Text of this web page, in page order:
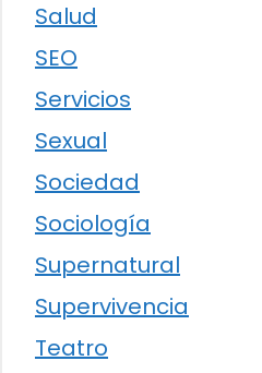
Salud
SEO
Servicios
Sexual
Sociedad
Sociología
Supernatural
Supervivencia
Teatro